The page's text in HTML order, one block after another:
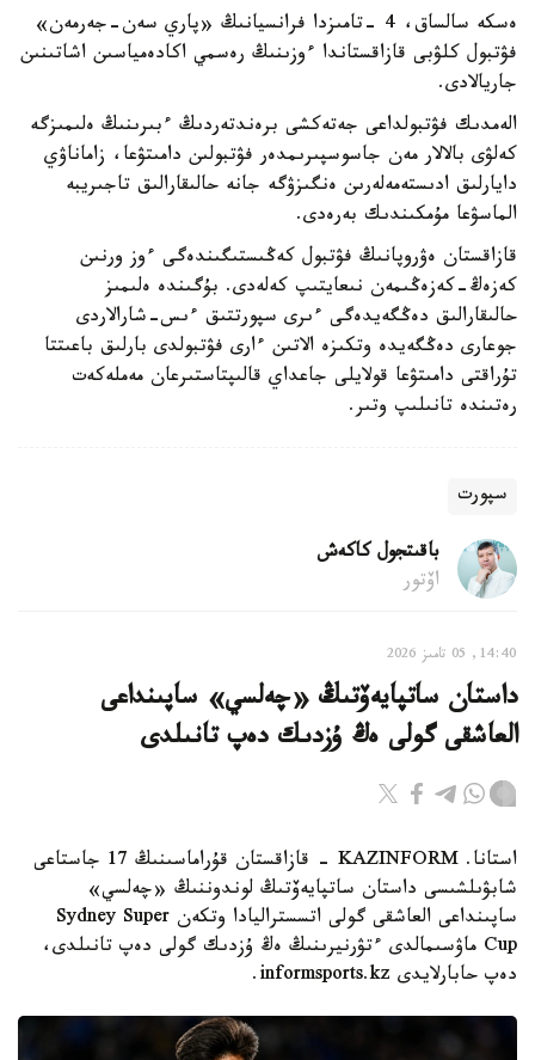
ەسكە سالساق، 4 -تامىزدا فرانسيانىڭ «پاري سەن-جەرمەن»
فۋتبول كلۋبى قازاقستاندا ءوزىنىڭ رەسمي اكادەمياسىن اشاتىنىن
جاريالادى.
الەمدىك فۋتبولداعى جەتەكشى برەندتەردىڭ ءبىرىنىڭ ەلىمىزگە
كەلۋى بالالار مەن جاسوسپىرىمدەر فۋتبولىن دامىتۋعا، زاماناۋي
دايارلىق ادىستەمەلەرىن ەنگىزۋگە جانە حالىقارالىق تاجىريبە
الماسۋعا مۇمكىندىك بەرەدى.
قازاقستان ەۋروپانىڭ فۋتبول كەڭىستىگىندەگى ءوز ورنىن
كەزەڭ-كەزەڭىمەن نىعايتىپ كەلەدى. بۇگىندە ەلىمىز
حالىقارالىق دەڭگەيدەگى ءىرى سپورتتىق ءىس-شارالاردى
جوعارى دەڭگەيدە وتكىزە الاتىن ءارى فۋتبولدى بارلىق باعىتتا
تۇراقتى دامىتۋعا قولايلى جاعداي قالىپتاستىرعان مەملەكەت
رەتىندە تانىلىپ وتىر.
سپورت
باقىتجول كاكەش
اۆتور
14:40, 05 تامىز 2026
داستان ساتپايەۆتىڭ «چەلسي» ساپىنداعى
العاشقى گولى ەڭ ۇزدىك دەپ تانىلدى
استانا. KAZINFORM - قازاقستان قۇراماسىنىڭ 17 جاستاعى
شابۋىلشىسى داستان ساتپايەۆتىڭ لوندوننىڭ «چەلسي»
ساپىنداعى العاشقى گولى اتسستراليادا وتكەن Sydney Super
Cup ماۋسىمالدى ءتۋرنيرىنىڭ ەڭ ۇزدىك گولى دەپ تانىلدى،
دەپ حابارلايدى informsports.kz.